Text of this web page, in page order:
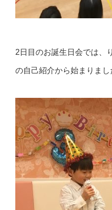
2日目のお誕生日会では、
の自己紹介から始まりまし